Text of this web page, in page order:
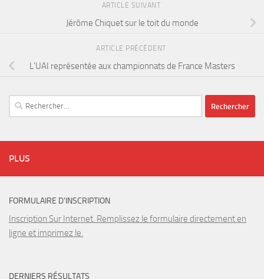
ARTICLE SUIVANT
Jérôme Chiquet sur le toit du monde
ARTICLE PRÉCÉDENT
L’UAI représentée aux championnats de France Masters
Rechercher :
PLUS
FORMULAIRE D’INSCRIPTION
Inscription Sur Internet. Remplissez le formulaire directement en
ligne et imprimez le.
DERNIERS RÉSULTATS